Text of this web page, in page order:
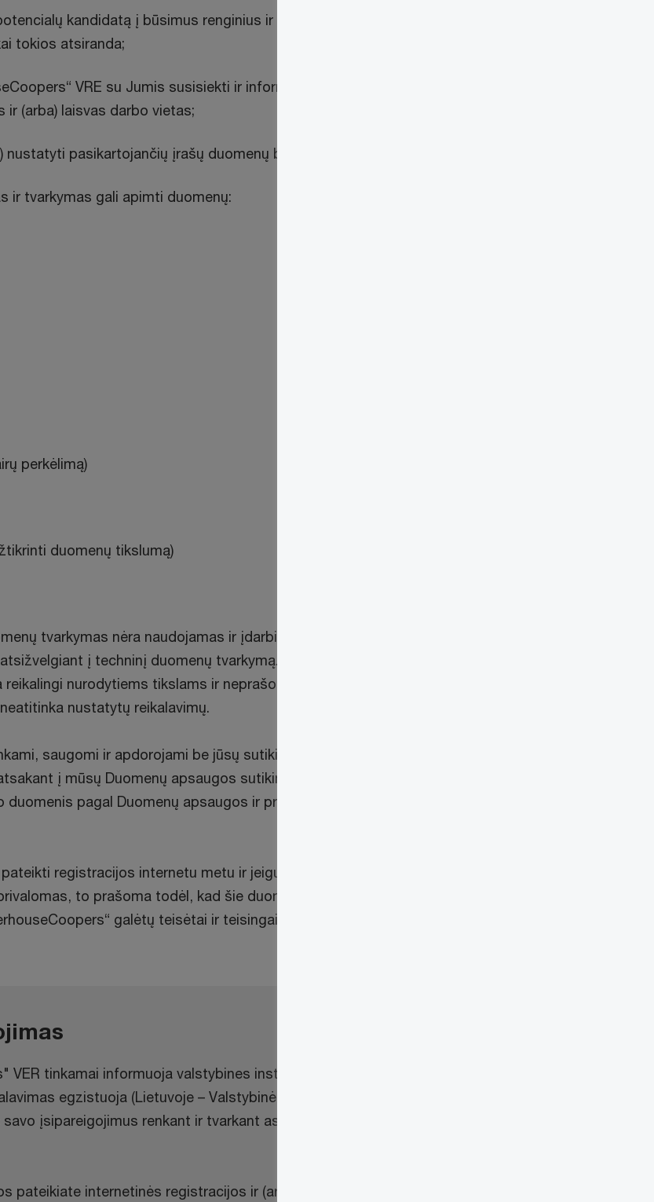
kandidatą į būsimus renginius ir (arba)
tokios atsiranda;
VRE su Jumis susisiekti ir informuoti
ir (arba) laisvas darbo vietas;
nustatyti pasikartojančių įrašų duomenų bazėje.
ir tvarkymas gali apimti duomenų:
perkėlimą)
duomenų tikslumą)
tvarkymas nėra naudojamas ir įdarbinimo
į techninį duomenų tvarkymą. Renkami
nurodytiems tikslams ir neprašoma
nustatytų reikalavimų.
saugomi ir apdorojami be jūsų sutikimo,
į mūsų Duomenų apsaugos sutikimo
pagal Duomenų apsaugos ir privatumo
registracijos internetu metu ir jeigu šių
to prašoma todėl, kad šie duomenys yra
galėtų teisėtai ir teisingai tvarkyti
VER tinkamai informuoja valstybines institucijas
egzistuoja (Lietuvoje – Valstybinė duomenų
įsipareigojimus renkant ir tvarkant asmens
pateikiate internetinės registracijos ir (arba)